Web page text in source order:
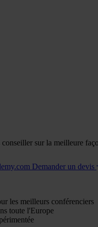
sur la meilleure
Demander un devis
les meilleurs conférenciers
toute l'Europe